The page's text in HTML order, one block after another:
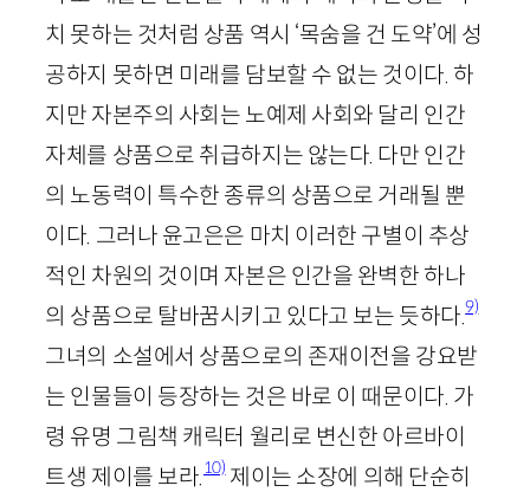
치 못하는 것처럼 상품 역시 ‘목숨을 건 도약’에 성
공하지 못하면 미래를 담보할 수 없는 것이다. 하
지만 자본주의 사회는 노예제 사회와 달리 인간
자체를 상품으로 취급하지는 않는다. 다만 인간
의 노동력이 특수한 종류의 상품으로 거래될 뿐
이다. 그러나 윤고은은 마치 이러한 구별이 추상
적인 차원의 것이며 자본은 인간을 완벽한 하나
의 상품으로 탈바꿈시키고 있다고 보는 듯하다.9)
그녀의 소설에서 상품으로의 존재이전을 강요받
는 인물들이 등장하는 것은 바로 이 때문이다. 가
령 유명 그림책 캐릭터 월리로 변신한 아르바이
트생 제이를 보라. 10)제이는 소장에 의해 단순히